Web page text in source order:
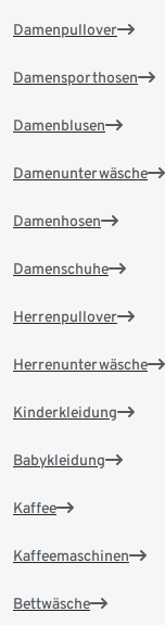
Damenpullover
Damensporthosen
Damenblusen
Damenunterwäsche
Damenhosen
Damenschuhe
Herrenpullover
Herrenunterwäsche
Kinderkleidung
Babykleidung
Kaffee
Kaffeemaschinen
Bettwäsche